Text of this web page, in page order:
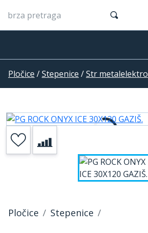
Pločice /Stepenice /Str metalelektro
Pločice Stepenice